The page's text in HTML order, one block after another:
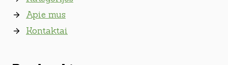
Apie mus
Kontaktai